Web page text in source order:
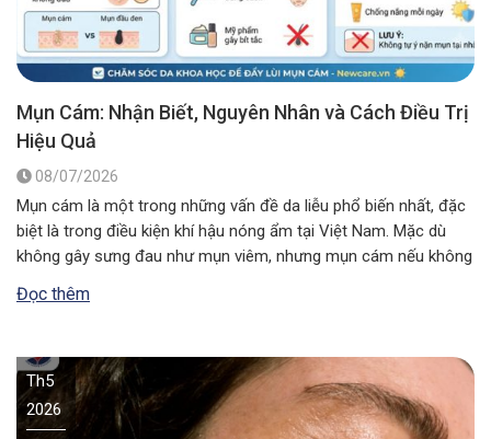
Mụn Cám: Nhận Biết, Nguyên Nhân và Cách Điều Trị
Hiệu Quả
08/07/2026
Mụn cám là một trong những vấn đề da liễu phổ biến nhất, đặc
biệt là trong điều kiện khí hậu nóng ẩm tại Việt Nam. Mặc dù
không gây sưng đau như mụn viêm, nhưng mụn cám nếu không
Đọc thêm
Th5
2026